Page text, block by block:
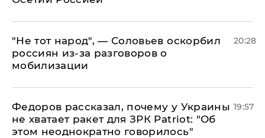
​"Не тот народ", — Соловьев оскорбил
россиян из-за разговоров о
мобилизации
20:28
Федоров рассказал, почему у Украины
не хватает ракет для ЗРК Patriot: "Об
этом неоднократно говорилось"
19:57